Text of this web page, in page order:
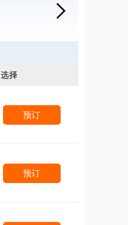

选择
预订
预订